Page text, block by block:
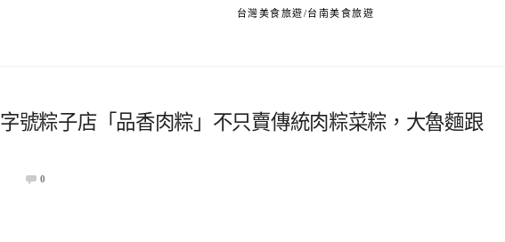
台灣美食旅遊/台南美食旅遊
號粽子店「品香肉粽」不只賣傳統肉粽菜粽，大魯麵跟
0